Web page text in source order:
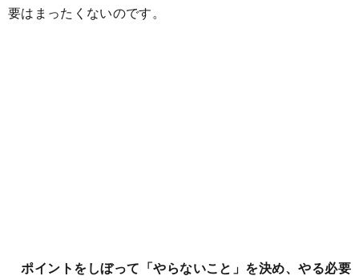
要はまったくないのです。
ポイントをしぼって「やらないこと」を決め、やる必要